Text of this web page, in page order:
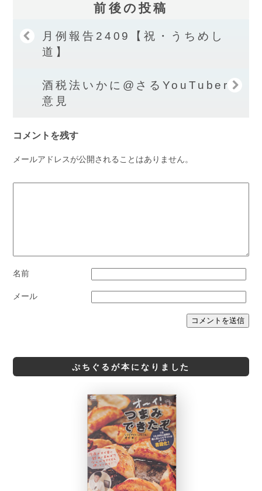
前後の投稿
月例報告2409【祝・うちめし
道】
酒税法いかに@さるYouTuberの
意見
コメントを残す
メールアドレスが公開されることはありません。
名前
メール
ぷちぐるが本になりました